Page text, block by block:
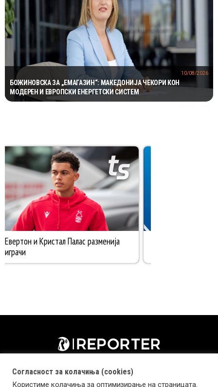
БОЖИНОВСКА ЗА „ЕМАГАЗИН“: МАКЕДОНИЈА ЧЕКОРИ КОН
МОДЕРЕН И ЕВРОПСКИ ЕНЕРГЕТСКИ СИСТЕМ
10/08/2026
Согласност за колачиња (cookies)
Користиме колачиња за оптимизирање на страницата.